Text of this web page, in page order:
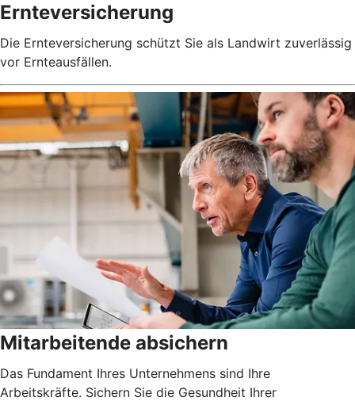
Ernteversicherung
Die Ernteversicherung schützt Sie als Landwirt zuverlässig
vor Ernteausfällen.
Mitarbeitende absichern
Das Fundament Ihres Unternehmens sind Ihre
Arbeitskräfte. Sichern Sie die Gesundheit Ihrer